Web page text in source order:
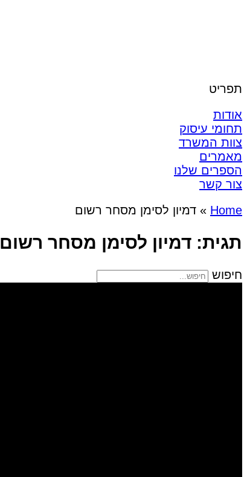
תפריט
אודות
תחומי עיסוק
צוות המשרד
מאמרים
הספרים שלנו
צור קשר
Home
» דמיון לסימן מסחר רשום
תגית: דמיון לסימן מסחר רשום
חיפוש